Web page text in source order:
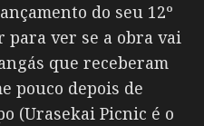
do seu 12º
para ver se a obra vai
que receberam
pouco depois de
(Urasekai Picnic é o